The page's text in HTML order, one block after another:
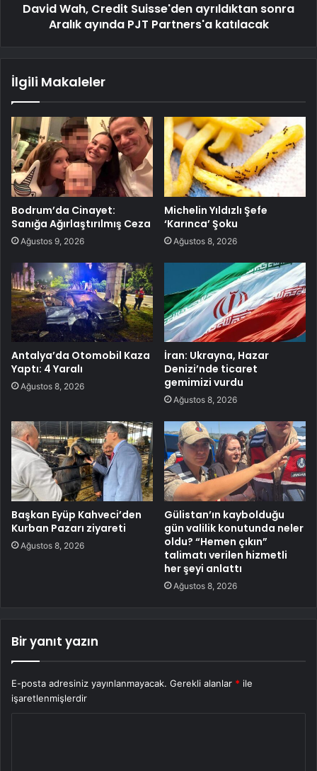
David Wah, Credit Suisse'den ayrıldıktan sonra
Aralık ayında PJT Partners'a katılacak
İlgili Makaleler
Bodrum’da Cinayet:
Sanığa Ağırlaştırılmış Ceza
Ağustos 9, 2026
Michelin Yıldızlı Şefe
‘Karınca’ Şoku
Ağustos 8, 2026
Antalya’da Otomobil Kaza
Yaptı: 4 Yaralı
Ağustos 8, 2026
İran: Ukrayna, Hazar
Denizi’nde ticaret
gemimizi vurdu
Ağustos 8, 2026
Başkan Eyüp Kahveci’den
Kurban Pazarı ziyareti
Ağustos 8, 2026
Gülistan’ın kaybolduğu
gün valilik konutunda neler
oldu? “Hemen çıkın”
talimatı verilen hizmetli
her şeyi anlattı
Ağustos 8, 2026
Bir yanıt yazın
E-posta adresiniz yayınlanmayacak. Gerekli alanlar * ile
işaretlenmişlerdir